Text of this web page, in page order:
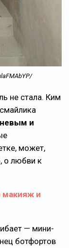
не стала. Ким
и
может,
о любви к
и
— мини-
ботфортов